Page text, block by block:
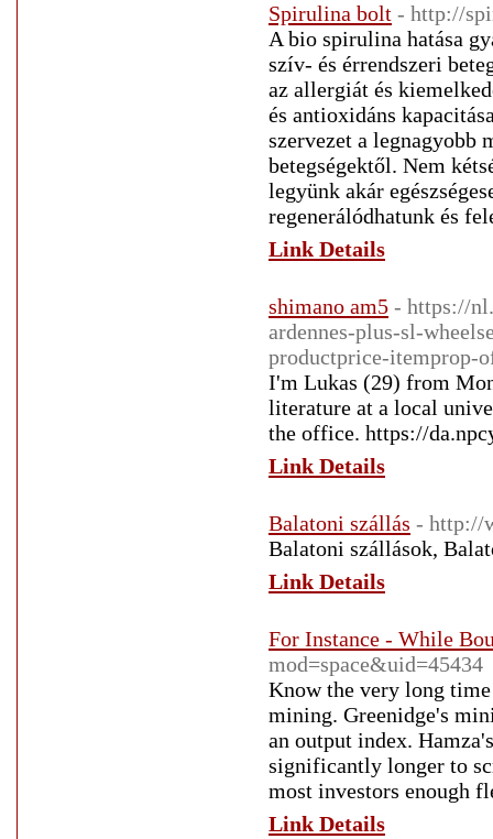
Spirulina bolt - http://
A bio spirulina hatása
szív- és érrendszeri
az allergiát és
és antioxidáns
szervezet a legnagyobb
betegségektől. Nem
legyünk akár
regenerálódhatunk és
Link Details
shimano am5 - https://
ardennes-plus-sl-
productprice-itemprop-
I'm Lukas (29) from
literature at a local
the office. https://
Link Details
Balatoni szállás - http://
Balatoni szállások,
Link Details
For Instance - While
mod=space&uid=45434
Know the very long
mining. Greenidge's
an output index.
significantly longer to
most investors enough
Link Details